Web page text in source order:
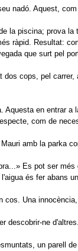
nadó. Aquest,
la piscina; prova la
ràpid. Resultat:
que surt pel
dos cops, pel
Aquesta en entrar a
com de
amb la parka
Es pot ser més
és fer abans
cos. Una
descobrir-ne
un parell